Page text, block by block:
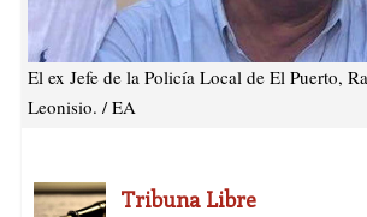
El ex Jefe de la Policía Local de El Puerto,
Leonisio. / EA
Tribuna Libre